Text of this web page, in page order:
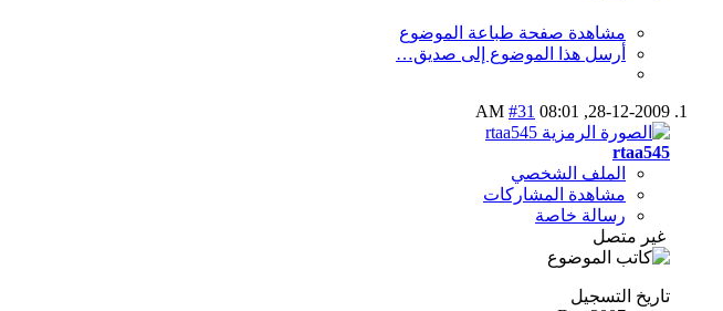
مشاهدة صفحة طباعة الموضوع
أرسل هذا الموضوع إلى صديق…
28-12-2009,
08:01 AM
#31
rtaa545
الملف الشخصي
مشاهدة المشاركات
رسالة خاصة
غير متصل
تاريخ التسجيل